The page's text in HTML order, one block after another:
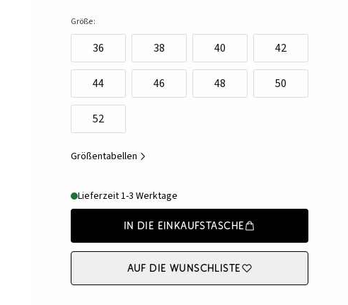
Größe:
36 38 40 42
44 46 48 50
52
Größentabellen
Lieferzeit 1-3 Werktage
In die Einkaufstasche
Auf die Wunschliste